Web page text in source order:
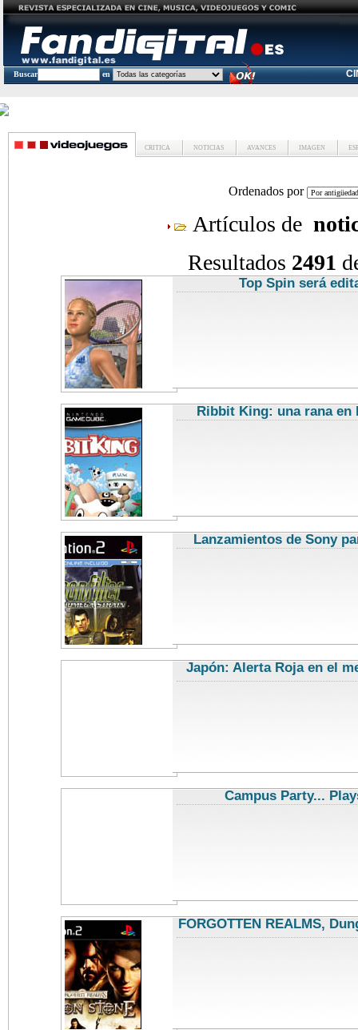
Buscar en
CRITICA NOTICIAS AVANCES IMAGEN
Ordenados por
Artículos de
Resultados 2491
Top Spin será
Ribbit King: una rana en
Lanzamientos de Sony
Japón: Alerta Roja en el
Campus Party...
FORGOTTEN REALMS,